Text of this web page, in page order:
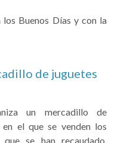
Buenos Días y con la
de juguetes
un mercadillo de
en el que se venden los
que se han recaudado,